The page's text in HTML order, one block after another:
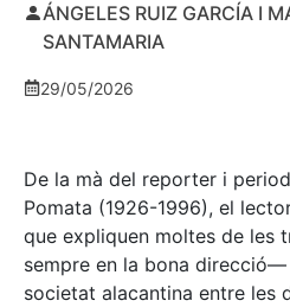
ÁNGELES RUIZ GARCÍA I
SANTAMARIA
29/05/2026
De la mà del reporter i
Pomata (1926-1996), el
que expliquen moltes de les
sempre en la bona
societat alacantina entre les